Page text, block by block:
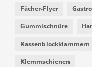
Fächer-Flyer
Gummischnüre
Kassenblockklammern
Klemmschienen